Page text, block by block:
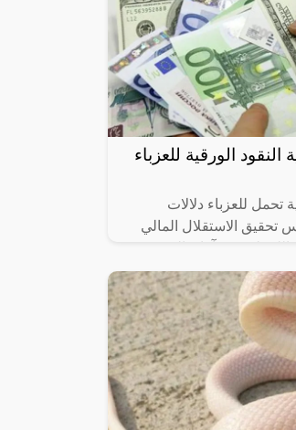
الورقية للعزباء
تحمل للعزباء دلالات
تحقيق الاستقلال المالي
الأهداف. تساهم هذه